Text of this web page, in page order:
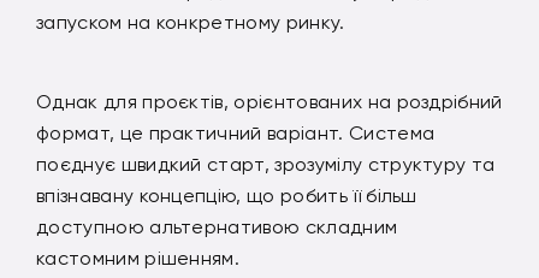
запуском на конкретному ринку.
Однак для проєктів, орієнтованих на роздрібний
формат, це практичний варіант. Система
поєднує швидкий старт, зрозумілу структуру та
впізнавану концепцію, що робить її більш
доступною альтернативою складним
кастомним рішенням.